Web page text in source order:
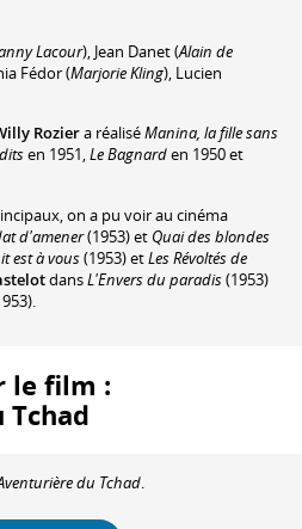
Lacour), Jean Danet(Alain de
Fédor(Marjorie Kling), Lucien
Roziera réaliséManina, la fille sans
en 1951,Le Bagnarden 1950 et
on a pu voir au cinéma
d'amener(1953) et Quai des blondes
est à vous(1953) etLes Révoltés de
dansL'Envers du paradis(1953)
le film :
du Tchad.